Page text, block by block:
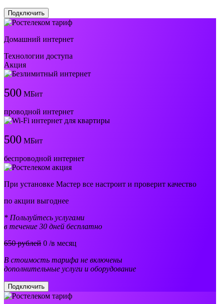
Подключить
Домашний интернет
Технологии доступа
Акция
500 МБит
проводной интернет
500 МБит
беспроводной интернет
При установке Мастер все настроит и проверит качество
по акции выгоднее
* Пользуйтесь услугами
в течение 30 дней бесплатно
650 рублей 0 /в месяц
В стоимость тарифа не включены
дополнительные услуги и оборудование
Подключить